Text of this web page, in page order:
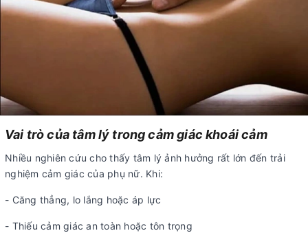
Vai trò của tâm lý trong cảm giác khoái cảm
Nhiều nghiên cứu cho thấy tâm lý ảnh hưởng rất lớn đến trải
nghiệm cảm giác của phụ nữ. Khi:
- Căng thẳng, lo lắng hoặc áp lực
- Thiếu cảm giác an toàn hoặc tôn trọng